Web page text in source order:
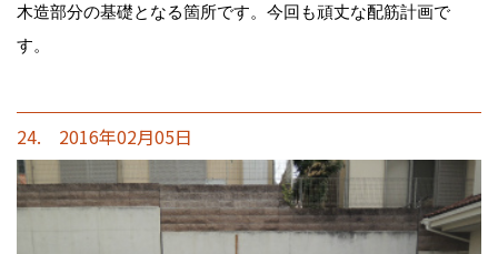
木造部分の基礎となる箇所です。今回も頑丈な配筋計画で
す。
24. 2016年02月05日